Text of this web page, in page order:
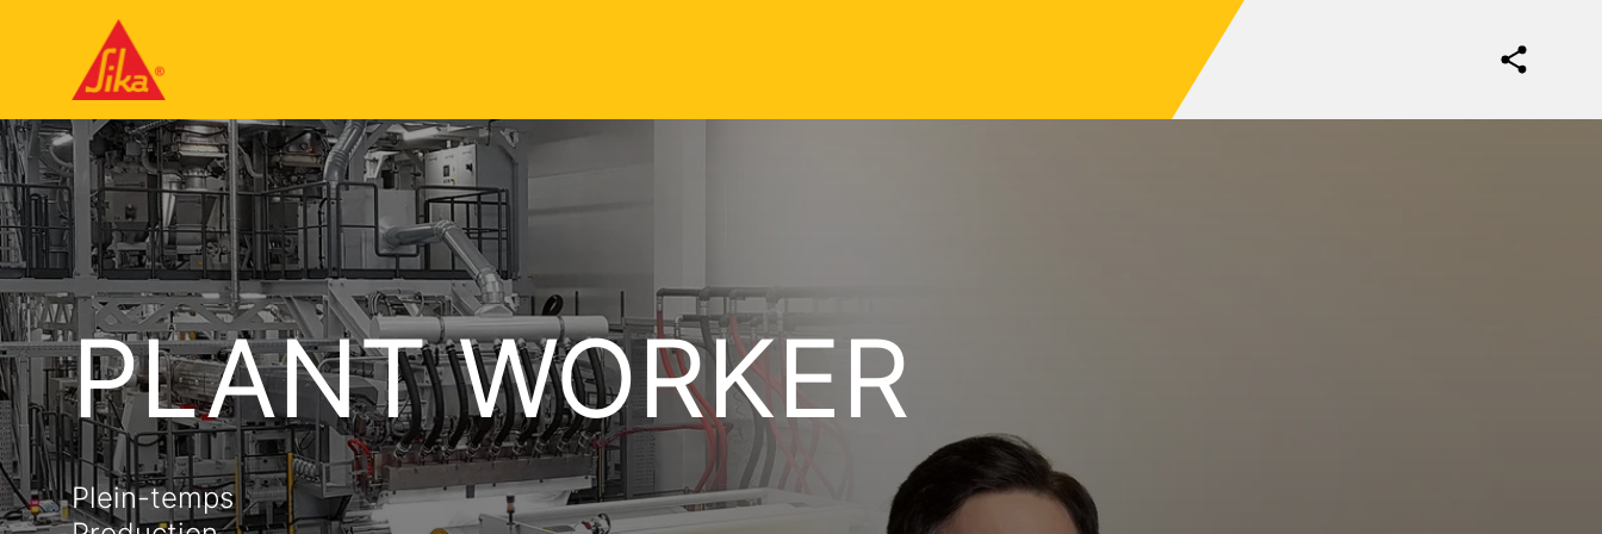
PLANT WORKER
Plein-temps